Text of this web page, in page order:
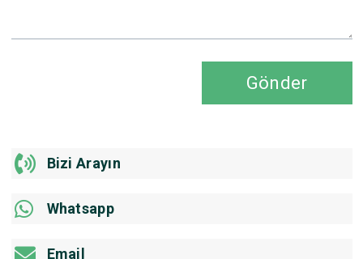
Gönder
Bizi Arayın
Whatsapp
Email